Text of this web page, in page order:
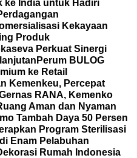
ke India untuk Hadiri
Kekayaan
Produk
Perkuat Sinergi
Perum BULOG
ke Retail
Kemenkeu, Percepat
RANA, Kemenko
Aman dan Nyaman
Tambah Daya 50 Persen
Program Sterilisasi
Enam Pelabuhan
Rumah Indonesia